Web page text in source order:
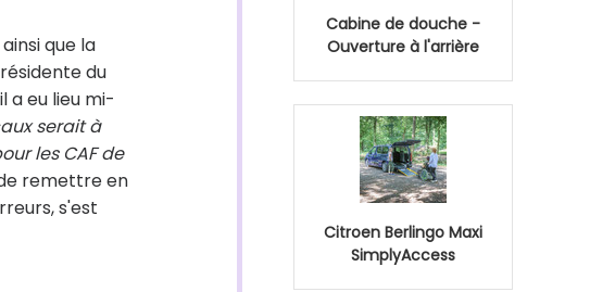
que la
du
a eu lieu mi-
serait à
les CAF de
remettre en
s'est
Cabine de douche -
Ouverture à l'arrière
Citroen Berlingo Maxi
SimplyAccess